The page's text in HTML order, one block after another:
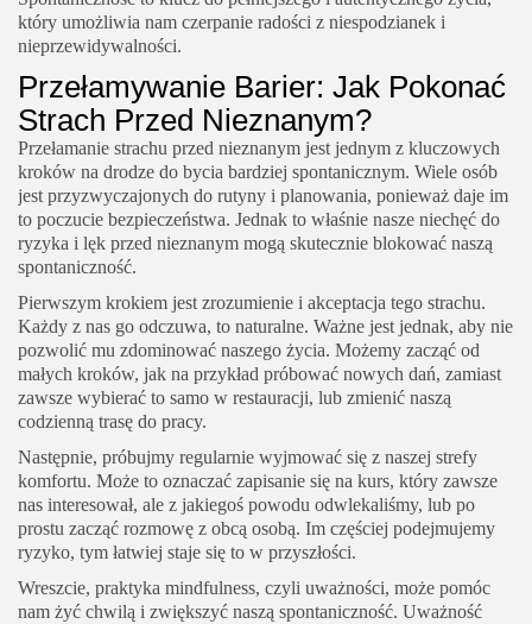
który umożliwia nam czerpanie radości z niespodzianek i
nieprzewidywalności.
Przełamywanie Barier: Jak Pokonać
Strach Przed Nieznanym?
Przełamanie strachu przed nieznanym jest jednym z kluczowych
kroków na drodze do bycia bardziej spontanicznym. Wiele osób
jest przyzwyczajonych do rutyny i planowania, ponieważ daje im
to poczucie bezpieczeństwa. Jednak to właśnie nasze niechęć do
ryzyka i lęk przed nieznanym mogą skutecznie blokować naszą
spontaniczność.
Pierwszym krokiem jest zrozumienie i akceptacja tego strachu.
Każdy z nas go odczuwa, to naturalne. Ważne jest jednak, aby nie
pozwolić mu zdominować naszego życia. Możemy zacząć od
małych kroków, jak na przykład próbować nowych dań, zamiast
zawsze wybierać to samo w restauracji, lub zmienić naszą
codzienną trasę do pracy.
Następnie, próbujmy regularnie wyjmować się z naszej strefy
komfortu. Może to oznaczać zapisanie się na kurs, który zawsze
nas interesował, ale z jakiegoś powodu odwlekaliśmy, lub po
prostu zacząć rozmowę z obcą osobą. Im częściej podejmujemy
ryzyko, tym łatwiej staje się to w przyszłości.
Wreszcie, praktyka mindfulness, czyli uważności, może pomóc
nam żyć chwilą i zwiększyć naszą spontaniczność. Uważność